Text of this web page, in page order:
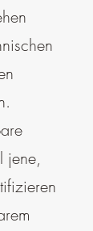
jene,